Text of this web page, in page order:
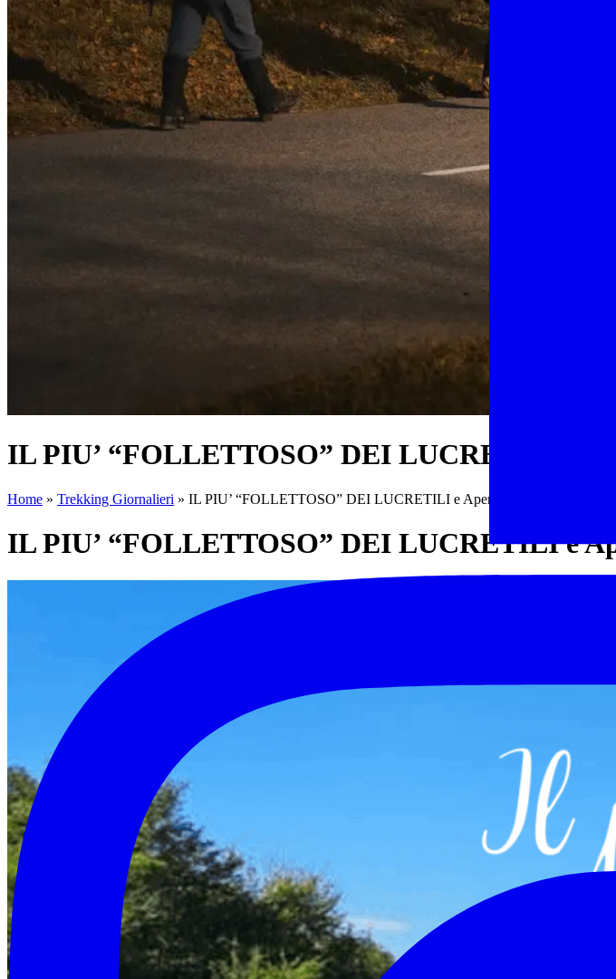
IL PIU’ “FOLLETTOSO” DEI LUCRETILI e
Home » Trekking Giornalieri » IL PIU’ “FOLLETTOSO” DEI LUCRETILI e Aperitivo “terzo tempo”
IL PIU’ “FOLLETTOSO” DEI LUCRETILI e